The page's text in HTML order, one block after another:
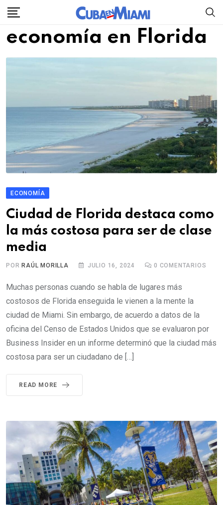
Skip
content
economía en Florida
ECONOMÍA
Ciudad de Florida destaca como
la más costosa para ser de clase
media
POR RAÚL MORILLA JULIO 16, 2024 0 COMENTARIOS
Muchas personas cuando se habla de lugares más
costosos de Florida enseguida le vienen a la mente la
ciudad de Miami. Sin embargo, de acuerdo a datos de la
oficina del Censo de Estados Unidos que se evaluaron por
Business Insider en un informe determinó que la ciudad más
costosa para ser un ciudadano de […]
READ MORE